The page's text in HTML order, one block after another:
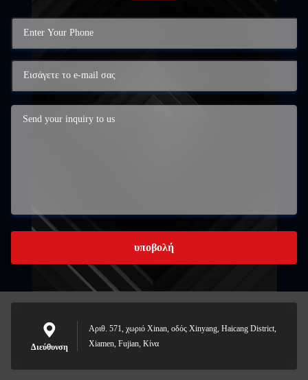
υποβολή
Διεύθυνση
Αριθ. 571, χωριό Xinan, οδός Xinyang, Haicang District,
Xiamen, Fujian, Κίνα